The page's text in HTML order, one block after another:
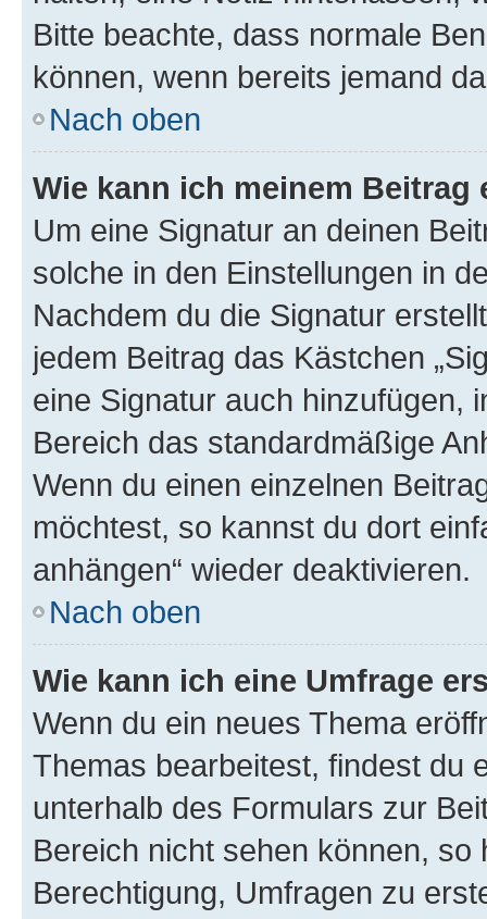
Bitte beachte, dass normale
können, wenn bereits jemand
Nach oben
Wie kann ich meinem
Um eine Signatur an deinen
solche in den Einstellungen in
Nachdem du die Signatur
jedem Beitrag das Kästchen
eine Signatur auch hinzufügen,
Bereich das standardmäßige
Wenn du einen einzelnen
möchtest, so kannst du dort
anhängen“ wieder deaktivieren.
Nach oben
Wie kann ich eine Umfrage
Wenn du ein neues Thema
Themas bearbeitest, findest du
unterhalb des Formulars zur
Bereich nicht sehen können,
Berechtigung, Umfragen zu